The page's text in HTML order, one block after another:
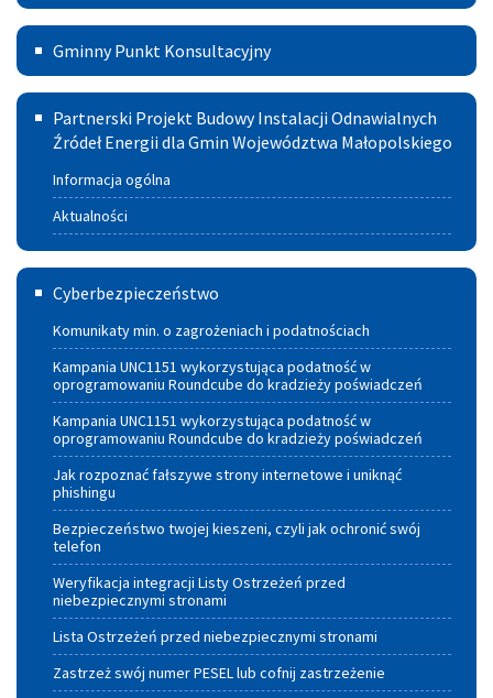
paliw
Gminny
Punkt
Konsultacyjny
Szczucinie
Gminny Punkt Konsultacyjny
Partnerski
Projekt
Budowy
Instalacji
Odnawialnych
Źródeł
Energii
dla
Gmin
Województwa
Małopolskiego
Partnerski Projekt Budowy Instalacji Odnawialnych
Źródeł Energii dla Gmin Województwa Małopolskiego
Informacja ogólna
Aktualności
Cyberbezpieczeństwo
Cyberbezpieczeństwo
Komunikaty min. o zagrożeniach i podatnościach
Kampania UNC1151 wykorzystująca podatność w
oprogramowaniu Roundcube do kradzieży poświadczeń
Kampania UNC1151 wykorzystująca podatność w
oprogramowaniu Roundcube do kradzieży poświadczeń
Jak rozpoznać fałszywe strony internetowe i uniknąć
phishingu
Bezpieczeństwo twojej kieszeni, czyli jak ochronić swój
telefon
Weryfikacja integracji Listy Ostrzeżeń przed
niebezpiecznymi stronami
Lista Ostrzeżeń przed niebezpiecznymi stronami
Zastrzeż swój numer PESEL lub cofnij zastrzeżenie